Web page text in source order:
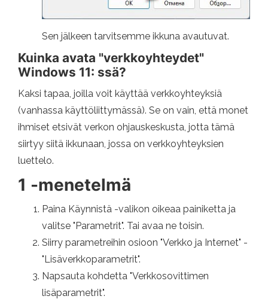
Sen jälkeen tarvitsemme ikkuna avautuvat.
Kuinka avata "verkkoyhteydet"
Windows 11: ssä?
Kaksi tapaa, joilla voit käyttää verkkoyhteyksiä
(vanhassa käyttöliittymässä). Se on vain, että monet
ihmiset etsivät verkon ohjauskeskusta, jotta tämä
siirtyy siitä ikkunaan, jossa on verkkoyhteyksien
luettelo.
1 -menetelmä
Paina Käynnistä -valikon oikeaa painiketta ja
valitse "Parametrit". Tai avaa ne toisin.
Siirry parametreihin osioon "Verkko ja Internet" -
"Lisäverkkoparametrit".
Napsauta kohdetta "Verkkosovittimen
lisäparametrit".